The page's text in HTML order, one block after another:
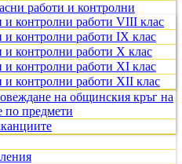
работи и контролни
и контролни работи VIII клас
и контролни работи IX клас
и контролни работи X клас
и контролни работи XI клас
и контролни работи XII клас
на общинския кръг на
по предмети